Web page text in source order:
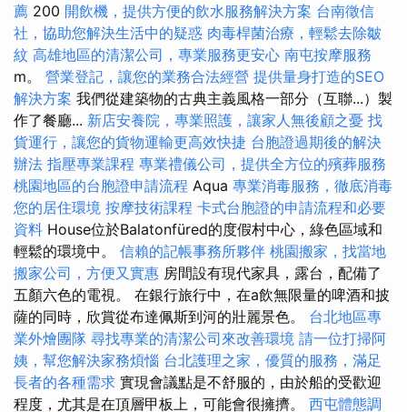
薦 200 開飲機，提供方便的飲水服務解決方案 台南徵信
社，協助您解決生活中的疑惑 肉毒桿菌治療，輕鬆去除皺
紋 高雄地區的清潔公司，專業服務更安心 南屯按摩服務
m。 營業登記，讓您的業務合法經營 提供量身打造的SEO
解決方案 我們從建築物的古典主義風格一部分（互聯...）製
作了餐廳... 新店安養院，專業照護，讓家人無後顧之憂 找
貨運行，讓您的貨物運輸更高效快捷 台胞證過期後的解決
辦法 指壓專業課程 專業禮儀公司，提供全方位的殯葬服務
桃園地區的台胞證申請流程 Aqua 專業消毒服務，徹底消毒
您的居住環境 按摩技術課程 卡式台胞證的申請流程和必要
資料 House位於Balatonfüred的度假村中心，綠色區域和
輕鬆的環境中。 信賴的記帳事務所夥伴 桃園搬家，找當地
搬家公司，方便又實惠 房間設有現代家具，露台，配備了
五顏六色的電視。 在銀行旅行中，在a飲無限量的啤酒和披
薩的同時，欣賞從布達佩斯到河的壯麗景色。 台北地區專
業外燴團隊 尋找專業的清潔公司來改善環境 請一位打掃阿
姨，幫您解決家務煩惱 台北護理之家，優質的服務，滿足
長者的各種需求 實現會議點是不舒服的，由於船的受歡迎
程度，尤其是在頂層甲板上，可能會很擁擠。 西屯體態調